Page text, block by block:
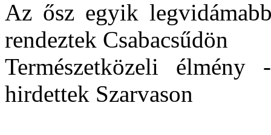
Az ősz egyik
rendeztek Csabacsűdön
Természetközeli
hirdettek Szarvason